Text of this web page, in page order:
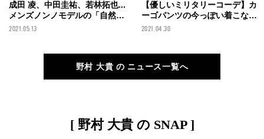
成田 凌、中田圭祐、若林拓也...
メンズノンノモデルの「自然の
思い出」①
2021.05.13
【優しいミリタリーコーデ】カ
ーゴパンツの今っぽい着こなし
3選
2021.04.30
野村 大貴 の ニュース一覧へ
[ 野村 大貴 の SNAP ]